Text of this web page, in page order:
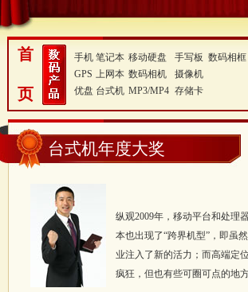
首
页
手机 笔记本 移动硬盘 手写板 数码相框
GPS 上网本 数码相机
摄像机
优盘 台式机 MP3/MP4 存储卡
台式机年度大奖
纵观2009年，移动平台和处理
本也出现了“跨界机型”，即虽
业注入了新的活力；而高端定
疯狂，但也有些可圈可点的地